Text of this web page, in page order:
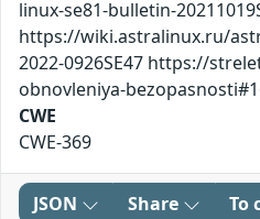
linux-se81-bulletin-
https://wiki.astralinux.ru/
2022-0926SE47 https://
obnovleniya-
CWE
CWE-369
JSON Share To